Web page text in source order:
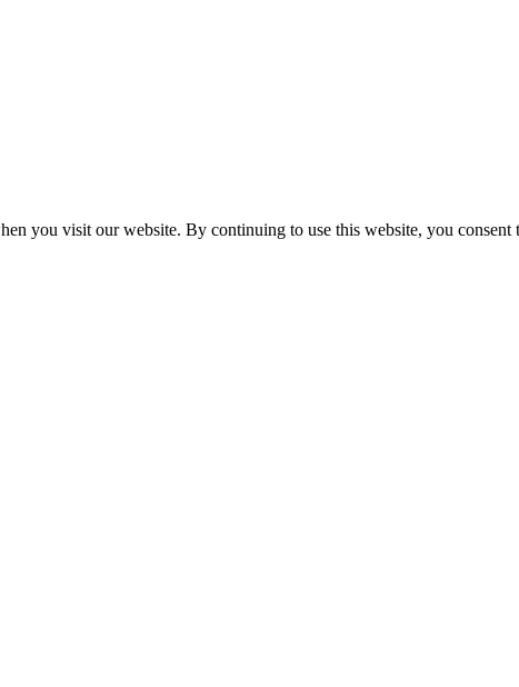
you visit our website. By continuing to use this website, you consent